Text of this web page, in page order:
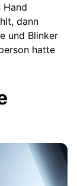
dann
und Blinker
hatte